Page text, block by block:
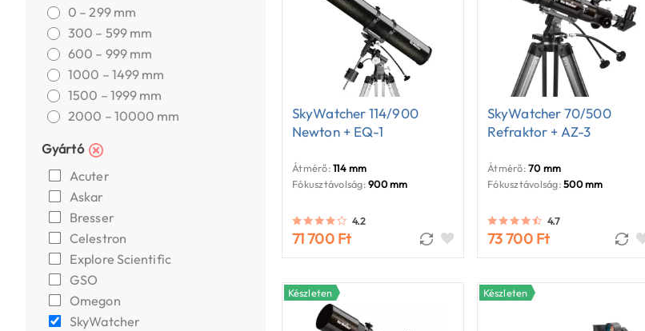
0 – 299 mm
300 – 599 mm
600 – 999 mm
1000 – 1499 mm
1500 – 1999 mm
2000 – 10000 mm
Gyártó
Acuter
Askar
Bresser
Celestron
Explore Scientific
GSO
Omegon
SkyWatcher
SkyWatcher 114/900
Newton + EQ-1
Átmérő: 114 mm
Fókusztávolság: 900 mm
4.2
71 700 Ft
SkyWatcher 70/500
Refraktor + AZ-3
Átmérő: 70 mm
Fókusztávolság: 500 mm
4.7
73 700 Ft
Készleten Készleten